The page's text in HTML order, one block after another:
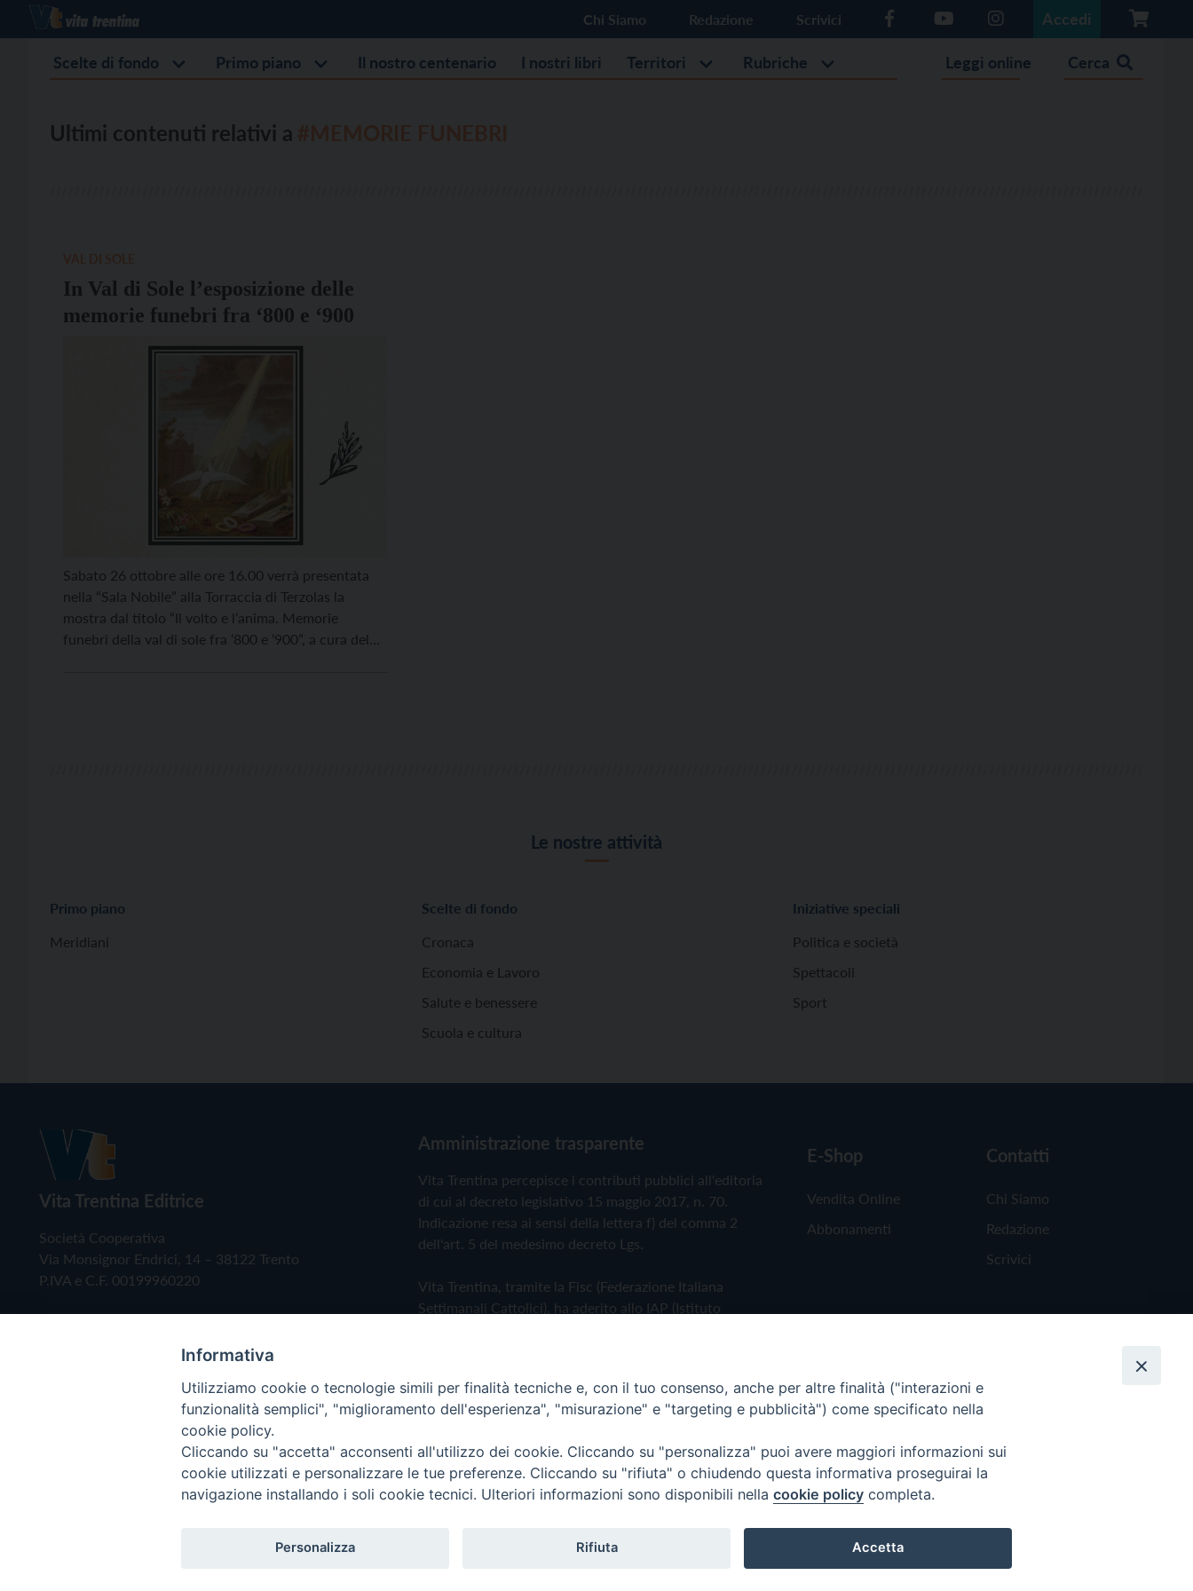
Chi Siamo Redazione Scrivici Accedi
Scelte di fondo Primo piano Il nostro centenario I nostri libri Territori Rubriche Leggi online Cerca
Ultimi contenuti relativi a
In Val di Sole l’esposizione delle
memorie funebri fra ‘800 e ‘900
Sabato 26 ottobre alle ore 16.00 verrà presentata
nella “Sala Nobile” alla Torraccia di Terzolas la
mostra dal titolo “Il volto e l’anima. Memorie
funebri della val di sole fra ‘800 e ‘900”, a cura del
Le nostre attività
Primo piano
Meridiani
Scelte di fondo
Cronaca
Economia e Lavoro
Salute e benessere
Scuola e cultura
Iniziative speciali
Politica e società
Spettacoli
Sport
Vita Trentina Editrice
Società Cooperativa
Via Monsignor Endrici, 14 – 38122 Trento
P.IVA e C.F. 00199960220
Amministrazione trasparente
Vita Trentina percepisce i contributi pubblici all'editoria
di cui al decreto legislativo 15 maggio 2017, n. 70.
Indicazione resa ai sensi della lettera f) del comma 2
dell'art. 5 del medesimo decreto Lgs.
Vita Trentina, tramite la Fisc (Federazione Italiana
Settimanali Cattolici), ha aderito allo IAP (Istituto
Privacy Policy Cookie Policy
E-Shop
Vendita Online
Abbonamenti
Contatti
Chi Siamo
Redazione
Scrivici
Copyright © 2019 - Tutti i diritti riservati - Vita Trentina Editrice
Informativa
Utilizziamo cookie o tecnologie simili per finalità tecniche e, con il tuo consenso, anche per altre finalità ("interazioni e
funzionalità semplici", "miglioramento dell'esperienza", "misurazione" e "targeting e pubblicità") come specificato nella
cookie policy.
Cliccando su "accetta" acconsenti all'utilizzo dei cookie. Cliccando su "personalizza" puoi avere maggiori informazioni sui
cookie utilizzati e personalizzare le tue preferenze. Cliccando su "rifiuta" o chiudendo questa informativa proseguirai la
navigazione installando i soli cookie tecnici. Ulteriori informazioni sono disponibili nella cookie policy completa.
Personalizza Rifiuta Accetta